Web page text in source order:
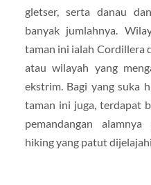
gletser, serta danau
banyak jumlahnya.
taman ini ialah Cordillera
atau wilayah yang
ekstrim. Bagi yang suka
taman ini juga, terdapat
pemandangan
hiking yang patut